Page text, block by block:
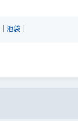
池袋